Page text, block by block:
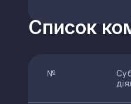
Список
№